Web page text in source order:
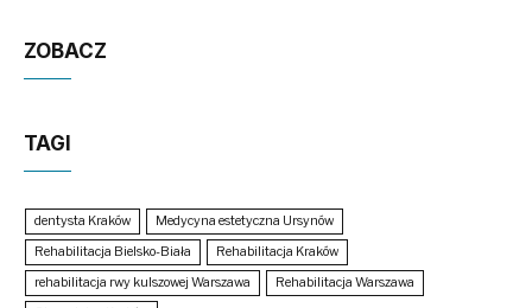
ZOBACZ
TAGI
dentysta Kraków
Medycyna estetyczna Ursynów
Rehabilitacja Bielsko-Biała
Rehabilitacja Kraków
rehabilitacja rwy kulszowej Warszawa
Rehabilitacja Warszawa